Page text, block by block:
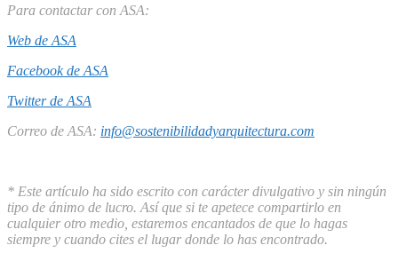
Para contactar con ASA:
Web de ASA
Facebook de ASA
Twitter de ASA
Correo de ASA: info@sostenibilidadyarquitectura.com
* Este artículo ha sido escrito con carácter divulgativo y sin ningún
tipo de ánimo de lucro. Así que si te apetece compartirlo en
cualquier otro medio, estaremos encantados de que lo hagas
siempre y cuando cites el lugar donde lo has encontrado.